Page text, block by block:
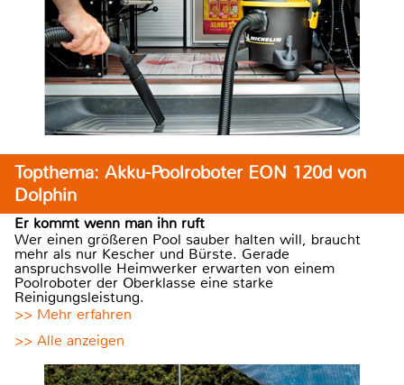
Topthema: Akku-Poolroboter EON 120d von
Dolphin
Er kommt wenn man ihn ruft
Wer einen größeren Pool sauber halten will, braucht
mehr als nur Kescher und Bürste. Gerade
anspruchsvolle Heimwerker erwarten von einem
Poolroboter der Oberklasse eine starke
Reinigungsleistung.
>> Mehr erfahren
>> Alle anzeigen